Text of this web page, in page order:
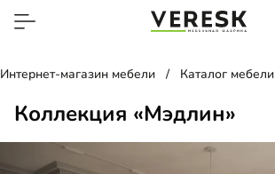
Интернет-магазин мебели Каталог мебели
Коллекция «Мэдлин»